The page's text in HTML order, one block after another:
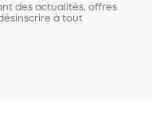
des actualités, offres
à tout